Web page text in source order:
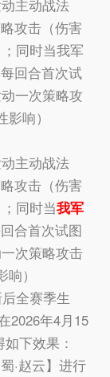
主动战法
攻击（伤害
同时当我军
回合首次试
一次策略攻
响）
主动战法
攻击（伤害
同时当我军
合首次试图
次策略攻击
）
全赛季生
2026年4月15
下效果：
·赵云】进行